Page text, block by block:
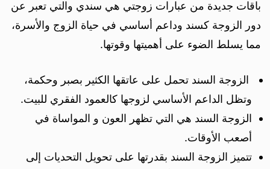
باقات جديدة من عبارات زوجتي هي سندي والتي تعبر عن
دور الزوجة كسند وداعم أساسي في حياة الزوج والأسرة،
مما يسلط الضوء على أهميتها وقوتها.
الزوجة السند تحمل على عاتقها الكثير بصبر وحكمة،
وتظل الداعم الأساسي لزوجها كالعمود الفقري للبيت.
الزوجة السند هي التي تظهر العون و المواساة في
أصعب الأوقات.
تتميز الزوجة السند بقدرتها على تحويل التحديات إلى